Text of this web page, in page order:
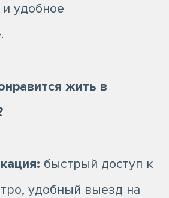
удобное
жить в
быстрый доступ к
удобный выезд на